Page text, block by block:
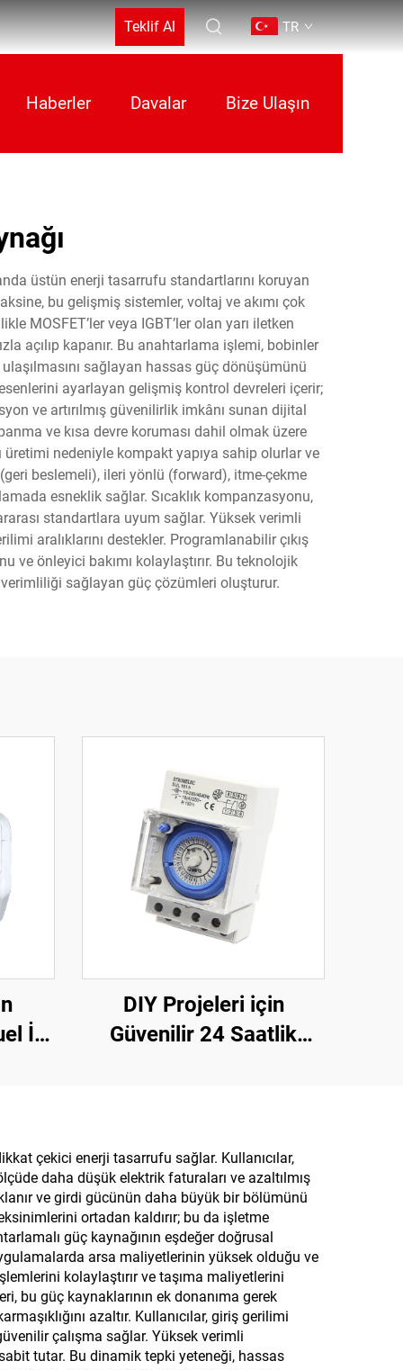
Teklif Al TR
Haberler Davalar Bize Ulaşın
üstün enerji tasarrufu standartlarını koruyan
bu gelişmiş sistemler, voltaj ve akımı çok
MOSFET’ler veya IGBT’ler olan yarı iletken
açılıp kapanır. Bu anahtarlama işlemi, bobinler
sağlayan hassas güç dönüşümünü
ayarlayan gelişmiş kontrol devreleri içerir;
ve artırılmış güvenilirlik imkânı sunan dijital
ve kısa devre koruması dahil olmak üzere
nedeniyle kompakt yapıya sahip olurlar ve
beslemeli), ileri yönlü (forward), itme-çekme
esneklik sağlar. Sıcaklık kompanzasyonu,
standartlara uyum sağlar. Yüksek verimli
aralıklarını destekler. Programlanabilir çıkış
önleyici bakımı kolaylaştırır. Bu teknolojik
sağlayan güç çözümleri oluşturur.
İç
DIY Projeleri için
Güvenilir 24 Saatlik
çekici enerji tasarrufu sağlar. Kullanıcılar,
daha düşük elektrik faturaları ve azaltılmış
ve girdi gücünün daha büyük bir bölümünü
ortadan kaldırır; bu da işletme
güç kaynağının eşdeğer doğrusal
arsa maliyetlerinin yüksek olduğu ve
kolaylaştırır ve taşıma maliyetlerini
bu güç kaynaklarının ek donanıma gerek
azaltır. Kullanıcılar, giriş gerilimi
çalışma sağlar. Yüksek verimli
tutar. Bu dinamik tepki yeteneği, hassas